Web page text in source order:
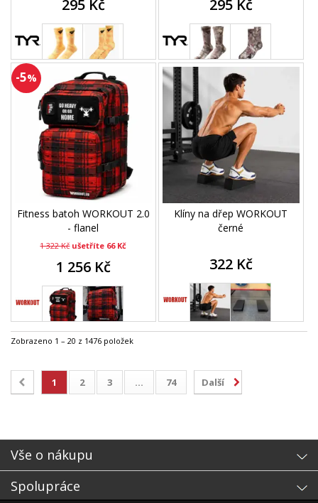
295 Kč 295 Kč
-5%
Fitness batoh WORKOUT 2.0
- flanel
1 322 Kč ušetříte 66 Kč
1 256 Kč
Klíny na dřep WORKOUT
černé
322 Kč
Zobrazeno 1 – 20 z 1476 položek
1 2 3 ... 74 Další
Vše o nákupu
Spolupráce